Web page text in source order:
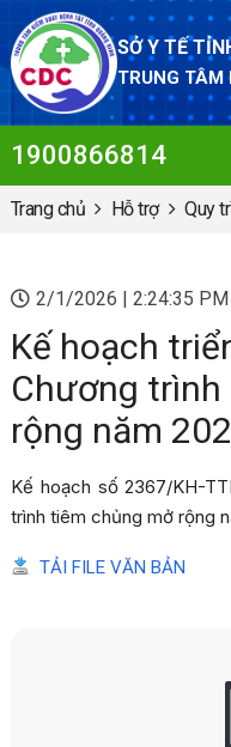
SỞ Y TẾ
TRUNG TÂM
1900866814
Trang chủ Hỗ trợ Quy
2/1/2026 | 2:24:35 PM
Kế hoạch
Chương
rộng năm
Kế hoạch số 2367/KH-
trình tiêm chủng mở rộng
TẢI FILE VĂN BẢN